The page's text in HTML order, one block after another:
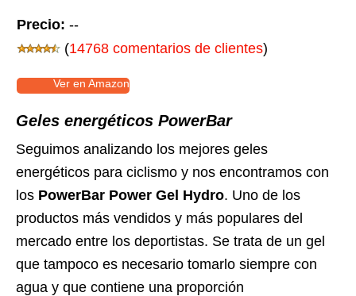
Precio: --
(14768 comentarios de clientes)
Ver en Amazon
Geles energéticos PowerBar
Seguimos analizando los mejores geles
energéticos para ciclismo y nos encontramos con
los PowerBar Power Gel Hydro. Uno de los
productos más vendidos y más populares del
mercado entre los deportistas. Se trata de un gel
que tampoco es necesario tomarlo siempre con
agua y que contiene una proporción